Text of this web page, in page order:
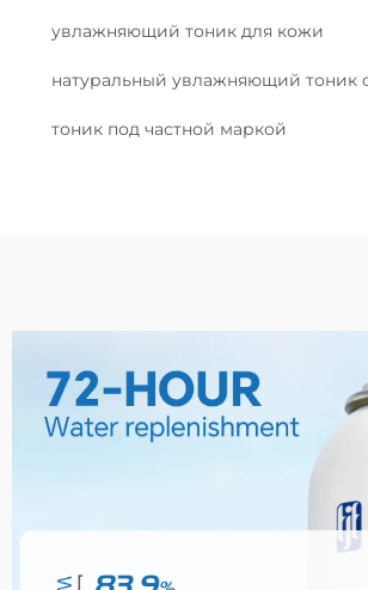
увлажняющий тоник для кожи
натуральный увлажняющий тоник
тоник под частной маркой